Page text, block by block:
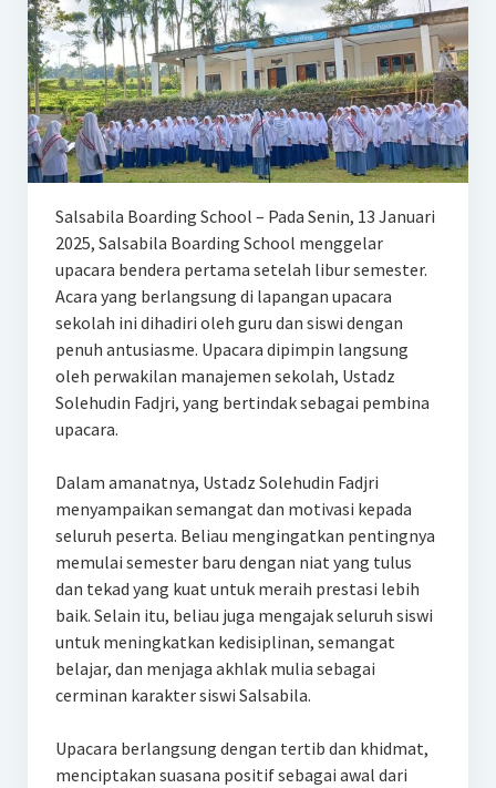
Kontak
Salsabila Boarding School – Pada Senin, 13 Januari
2025, Salsabila Boarding School menggelar
upacara bendera pertama setelah libur semester.
Acara yang berlangsung di lapangan upacara
sekolah ini dihadiri oleh guru dan siswi dengan
penuh antusiasme. Upacara dipimpin langsung
oleh perwakilan manajemen sekolah, Ustadz
Solehudin Fadjri, yang bertindak sebagai pembina
upacara.
Dalam amanatnya, Ustadz Solehudin Fadjri
menyampaikan semangat dan motivasi kepada
seluruh peserta. Beliau mengingatkan pentingnya
memulai semester baru dengan niat yang tulus
dan tekad yang kuat untuk meraih prestasi lebih
baik. Selain itu, beliau juga mengajak seluruh siswi
untuk meningkatkan kedisiplinan, semangat
belajar, dan menjaga akhlak mulia sebagai
cerminan karakter siswi Salsabila.
Upacara berlangsung dengan tertib dan khidmat,
menciptakan suasana positif sebagai awal dari